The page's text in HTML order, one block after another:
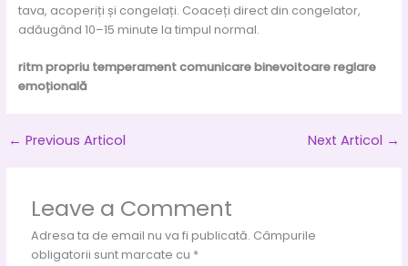
tava, acoperiți și congelați. Coaceți direct din congelator,
adăugând 10–15 minute la timpul normal.
ritm propriu temperamentcomunicare binevoitoarereglare
emoțională
← Previous Articol Next Articol →
Leave a Comment
Adresa ta de email nu va fi publicată. Câmpurile
obligatorii sunt marcate cu *